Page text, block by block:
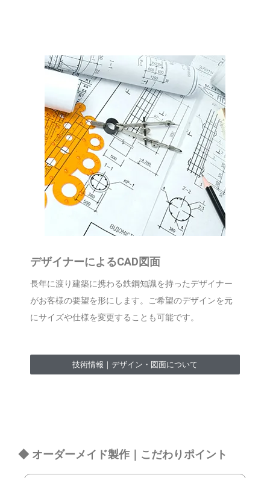
デザイナーによるCAD図面
長年に渡り建築に携わる鉄鋼知識を持ったデザイナー
がお客様の要望を形にします。ご希望のデザインを元
にサイズや仕様を変更することも可能です。
技術情報｜デザイン・図面について
◆ オーダーメイド製作｜こだわりポイント